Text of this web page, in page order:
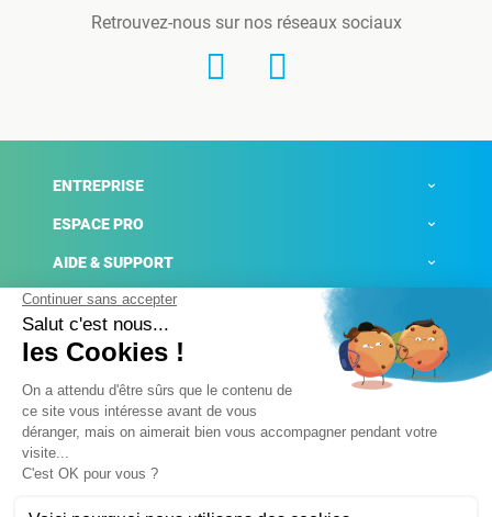
Retrouvez-nous sur nos réseaux sociaux
ENTREPRISE
ESPACE PRO
AIDE & SUPPORT
ACTUALITÉS
Mentions légales